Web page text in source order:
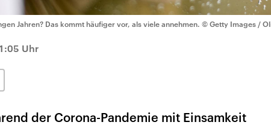
Jahren? Das kommt häufiger vor, als viele annehmen. © Getty Images /
Uhr
der Corona-Pandemie mit Einsamkeit